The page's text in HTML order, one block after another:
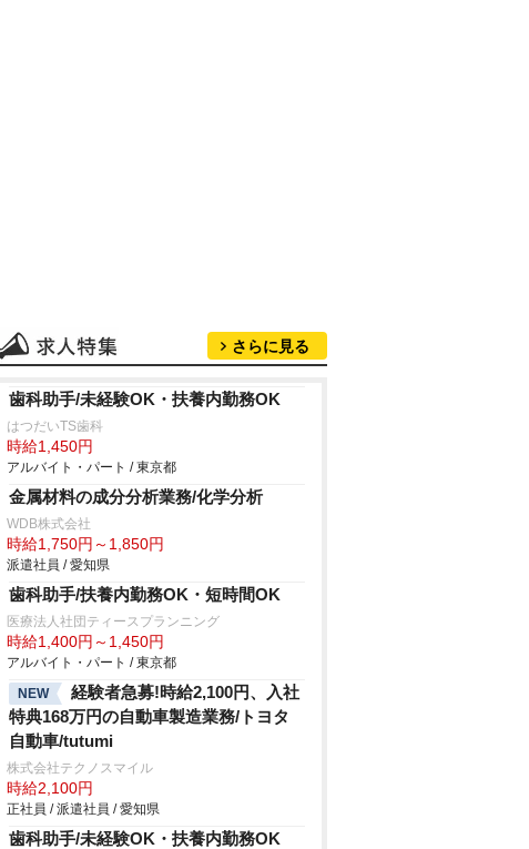
さらに見る
歯科助手/未経験OK・扶養内勤務OK
はつだいTS歯科
時給1,450円
アルバイト・パート / 東京都
金属材料の成分分析業務/化学分析
WDB株式会社
時給1,750円～1,850円
派遣社員 / 愛知県
歯科助手/扶養内勤務OK・短時間OK
医療法人社団ティースプランニング
時給1,400円～1,450円
アルバイト・パート / 東京都
NEW
経験者急募!時給2,100円、入社
特典168万円の自動車製造業務/トヨタ
自動車/tutumi
株式会社テクノスマイル
時給2,100円
正社員 / 派遣社員 / 愛知県
歯科助手/未経験OK・扶養内勤務OK